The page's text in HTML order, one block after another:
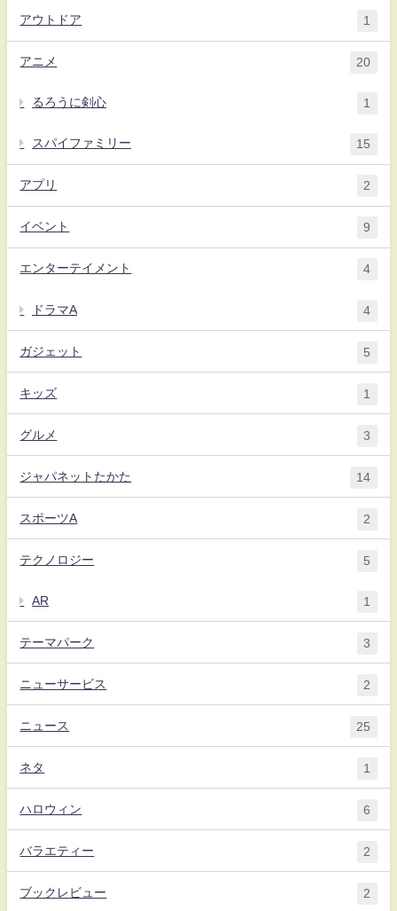
アウトドア 1
アニメ 20
るろうに剣心 1
スパイファミリー 15
アプリ 2
イベント 9
エンターテイメント 4
ドラマA 4
ガジェット 5
キッズ 1
グルメ 3
ジャパネットたかた 14
スポーツA 2
テクノロジー 5
AR 1
テーマパーク 3
ニューサービス 2
ニュース 25
ネタ 1
ハロウィン 6
バラエティー 2
ブックレビュー 2